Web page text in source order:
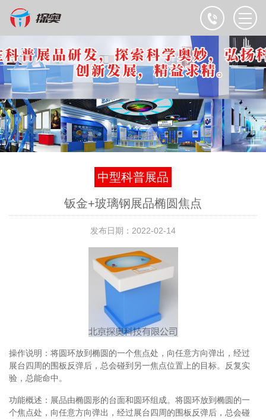
中型科普展品
钣金+玻璃钢展品椭圆焦点
发布日期：2022-02-14
操作说明：将圆环放到椭圆的一个焦点处，向任意方向弹出，经过
展台四周的围板反弹后，总会碰到另一焦点位置上的目标。反复实
验，总能命中。
功能概述：展品由椭圆形的台面和圆环组成。将圆环放到椭圆的一
个焦点处，向任意方向弹出，经过展台四周的围板反弹后，总会碰